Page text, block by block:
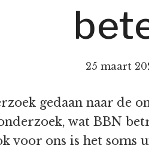
25 maart
gedaan naar de
wat BBN
voor ons is het